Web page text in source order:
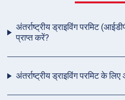
अंतर्राष्ट्रीय ड्राइविंग परमिट
प्राप्त करें?
अंतर्राष्ट्रीय ड्राइविंग परमिट के